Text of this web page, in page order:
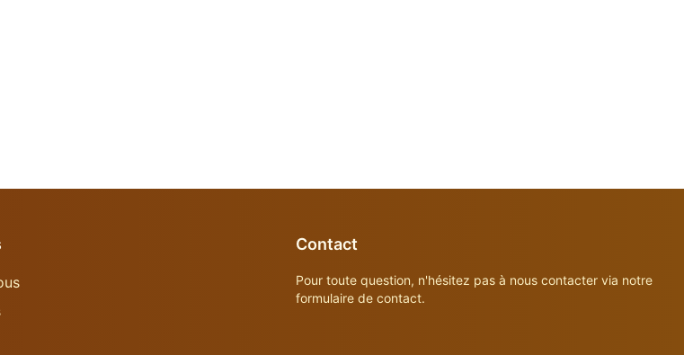
Contact
Pour toute question, n'hésitez pas à nous contacter via notre
formulaire de contact.